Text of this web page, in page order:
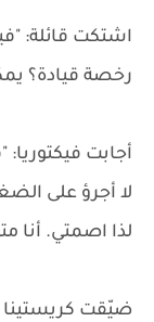
اشتكت قائلة:
رخصة قيادة؟
أجابت
لا أجرؤ على
لذا اصمتي. أنا
ضيّقت كريستينا